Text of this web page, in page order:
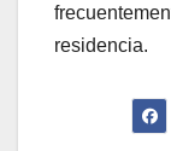
residencia.